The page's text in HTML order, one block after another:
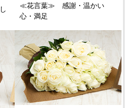
≪花言葉≫
感謝・温かい
心・満足